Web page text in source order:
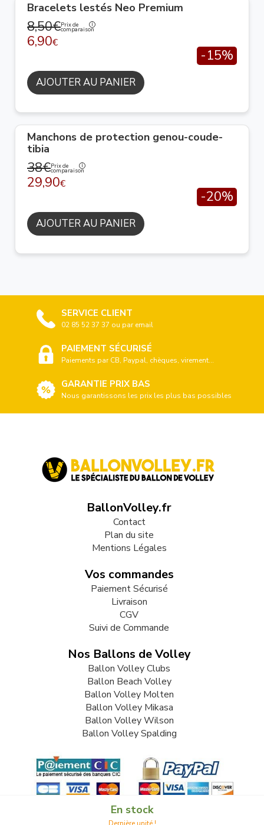
En stock
Bracelets lestés Neo Premium
8,50€Prix de
comparaison
6,90€
-15%
AJOUTER AU PANIER
Manchons de protection genou-coude-
tibia
38€Prix de
comparaison
29,90€
-20%
AJOUTER AU PANIER
SERVICE CLIENT
02 85 52 37 37 ou par email
PAIEMENT SÉCURISÉ
Paiements par CB, Paypal, chèques, virement...
GARANTIE PRIX BAS
Nous garantissons les prix les plus bas possibles
BallonVolley.fr
Contact
Plan du site
Mentions Légales
Vos commandes
Paiement Sécurisé
Livraison
CGV
Suivi de Commande
Nos Ballons de Volley
Ballon Volley Clubs
Ballon Beach Volley
Ballon Volley Molten
Ballon Volley Mikasa
Ballon Volley Wilson
Ballon Volley Spalding